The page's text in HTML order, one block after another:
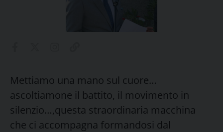
Mettiamo una mano sul cuore…
ascoltiamone il battito, il movimento in
silenzio…,questa straordinaria macchina
che ci accompagna formandosi dal